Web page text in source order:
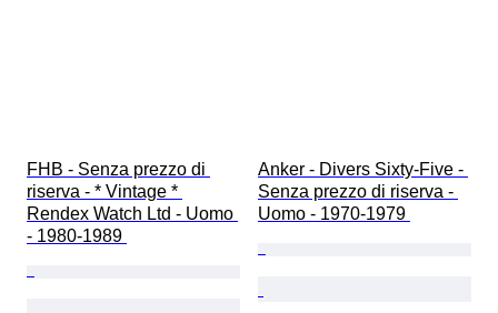
FHB - Senza prezzo di
riserva - * Vintage *
Rendex Watch Ltd - Uomo
- 1980-1989
Anker - Divers Sixty-Five -
Senza prezzo di riserva -
Uomo - 1970-1979